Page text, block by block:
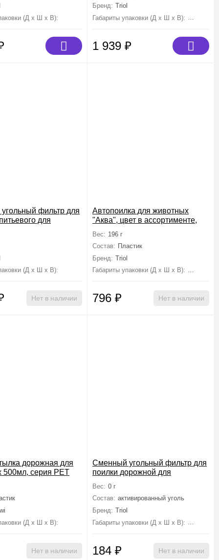
(Д х Ш х В):
325 мм×190 мм×305 мм
Бренд: Triol
Габариты упаковки (Д х Ш х В): 325
1 939 ₽
фильтр для
для
активированный уголь
(Д х Ш х В):
145 мм×145 мм×15 мм
Нет в наличии
Автопоилка для животных
"Аква", цвет в ассортименте,
Вес: 196 г
Состав: Пластик
Бренд: Triol
Габариты упаковки (Д х Ш х В): 215
796 ₽ Нет в наличии
дорожная для
500мл, серия PET
(Д х Ш х В):
255 мм×70 мм×70 мм
Нет в наличии
Сменный угольный фильтр для
поилки дорожной для
TRAVEL
Вес: 0 г
Состав: активированный уголь
Бренд: Triol
Габариты упаковки (Д х Ш х В): 35
184 ₽ Нет в наличии